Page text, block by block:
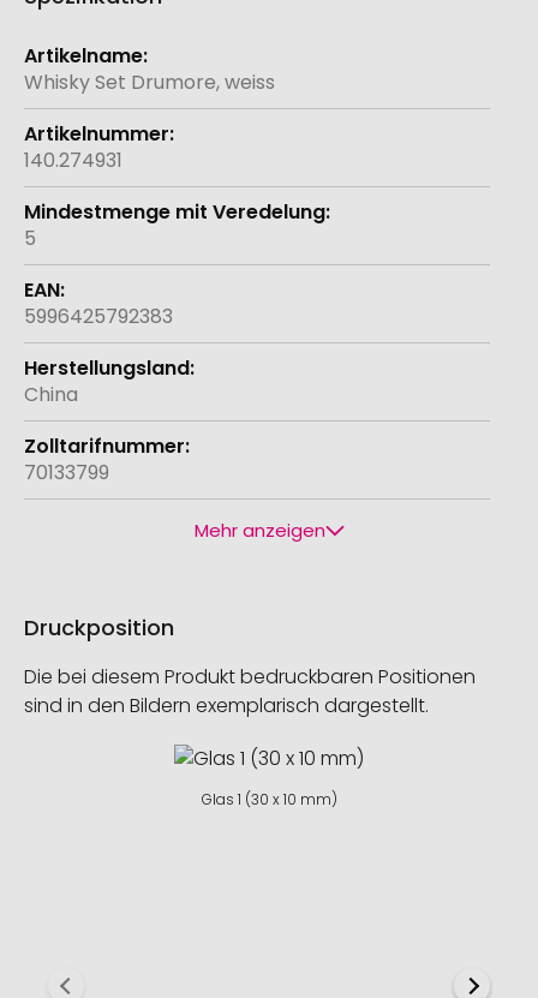
Weitere
Informationen
Whisky Set Drumore, weiss
140.274931
5
5996425792383
China
70133799
Mehr anzeigen
Druckposition
Die bei diesem Produkt bedruckbaren Positionen
sind in den Bildern exemplarisch dargestellt.
Glas 1 (30 x 10 mm)